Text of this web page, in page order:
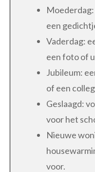
een
Vaderdag:
een foto of
Jubileum:
of een
Geslaagd:
voor het
Nieuwe
voor.